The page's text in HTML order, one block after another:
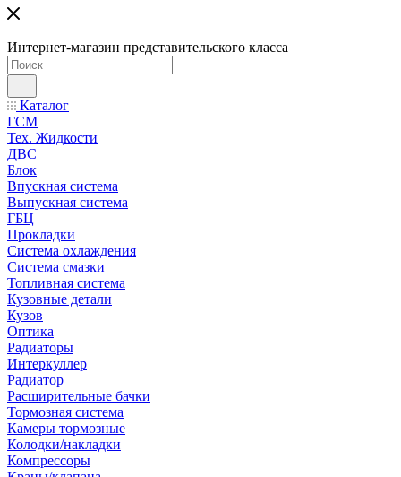
Интернет-магазин представительского класса
Каталог
ГСМ
Тех. Жидкости
ДВС
Блок
Впускная система
Выпускная система
ГБЦ
Прокладки
Система охлаждения
Система смазки
Топливная система
Кузовные детали
Кузов
Оптика
Радиаторы
Интеркуллер
Радиатор
Расширительные бачки
Тормозная система
Камеры тормозные
Колодки/накладки
Компрессоры